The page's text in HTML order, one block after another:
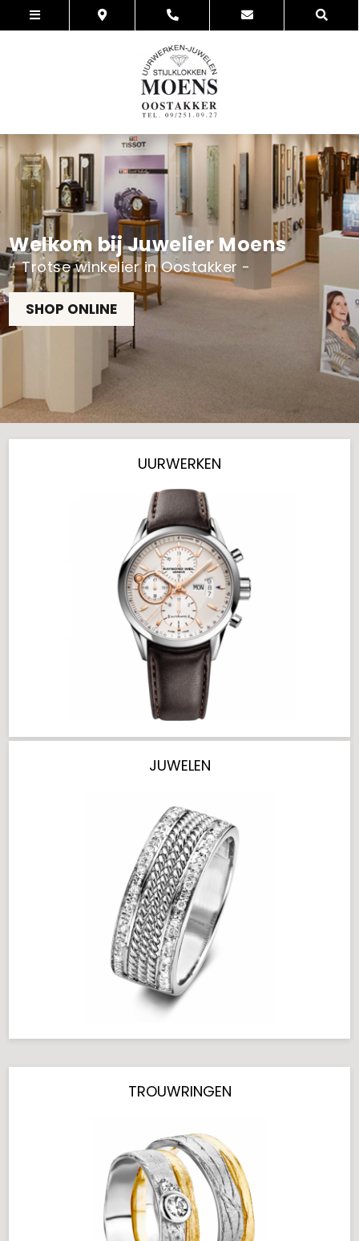
Welkom bij Juwelier Moens
- Trotse winkelier in Oostakker -
SHOP ONLINE
UURWERKEN
JUWELEN
TROUWRINGEN